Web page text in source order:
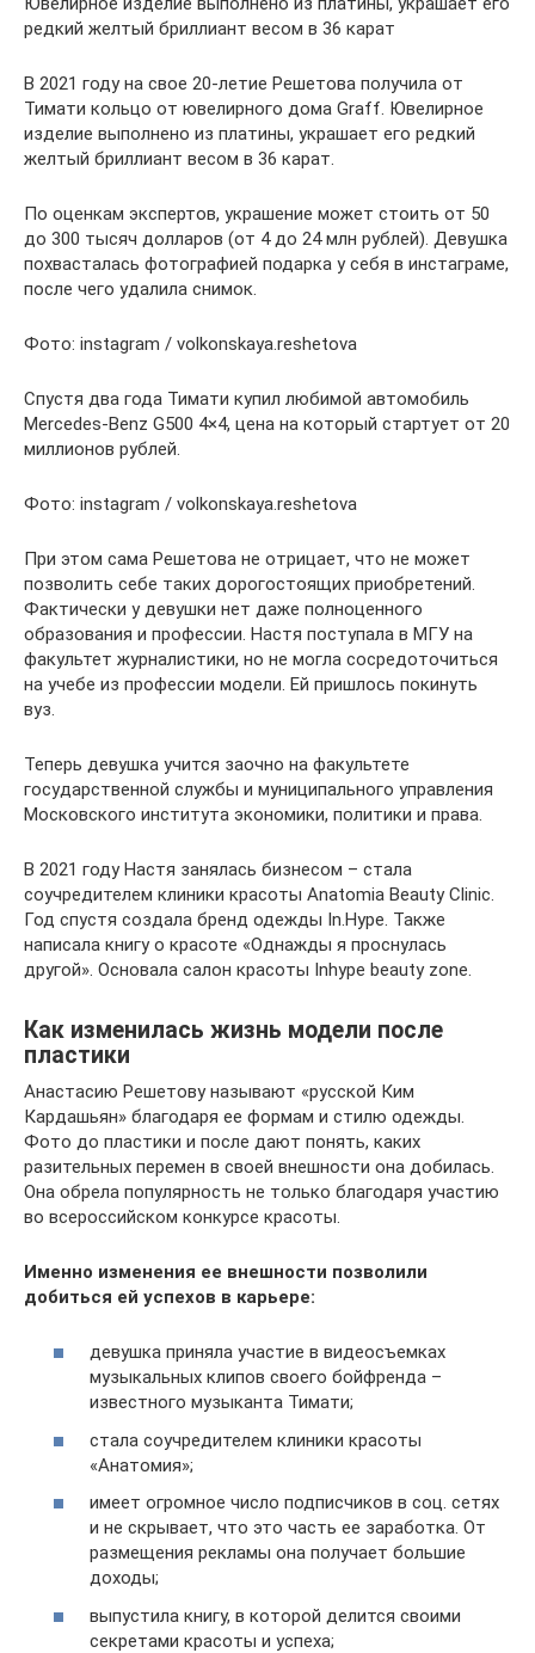
редкий желтый бриллиант весом в 36 карат
В 2021 году на свое 20-летие Решетова получила от
Тимати кольцо от ювелирного дома Graff. Ювелирное
изделие выполнено из платины, украшает его редкий
желтый бриллиант весом в 36 карат.
По оценкам экспертов, украшение может стоить от 50
до 300 тысяч долларов (от 4 до 24 млн рублей). Девушка
похвасталась фотографией подарка у себя в инстаграме,
после чего удалила снимок.
Фото: instagram / volkonskaya.reshetova
Спустя два года Тимати купил любимой автомобиль
Mercedes-Benz G500 4×4, цена на который стартует от 20
миллионов рублей.
Фото: instagram / volkonskaya.reshetova
При этом сама Решетова не отрицает, что не может
позволить себе таких дорогостоящих приобретений.
Фактически у девушки нет даже полноценного
образования и профессии. Настя поступала в МГУ на
факультет журналистики, но не могла сосредоточиться
на учебе из профессии модели. Ей пришлось покинуть
вуз.
Теперь девушка учится заочно на факультете
государственной службы и муниципального управления
Московского института экономики, политики и права.
В 2021 году Настя занялась бизнесом – стала
соучредителем клиники красоты Anatomia Beauty Clinic.
Год спустя создала бренд одежды In.Hype. Также
написала книгу о красоте «Однажды я проснулась
другой». Основала салон красоты Inhype beauty zone.
Как изменилась жизнь модели после
пластики
Анастасию Решетову называют «русской Ким
Кардашьян» благодаря ее формам и стилю одежды.
Фото до пластики и после дают понять, каких
разительных перемен в своей внешности она добилась.
Она обрела популярность не только благодаря участию
во всероссийском конкурсе красоты.
Именно изменения ее внешности позволили
добиться ей успехов в карьере:
девушка приняла участие в видеосъемках
музыкальных клипов своего бойфренда –
известного музыканта Тимати;
стала соучредителем клиники красоты
«Анатомия»;
имеет огромное число подписчиков в соц. сетях
и не скрывает, что это часть ее заработка. От
размещения рекламы она получает большие
доходы;
выпустила книгу, в которой делится своими
секретами красоты и успеха;